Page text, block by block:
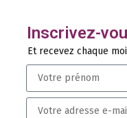
Inscrivez-
Et recevez chaque